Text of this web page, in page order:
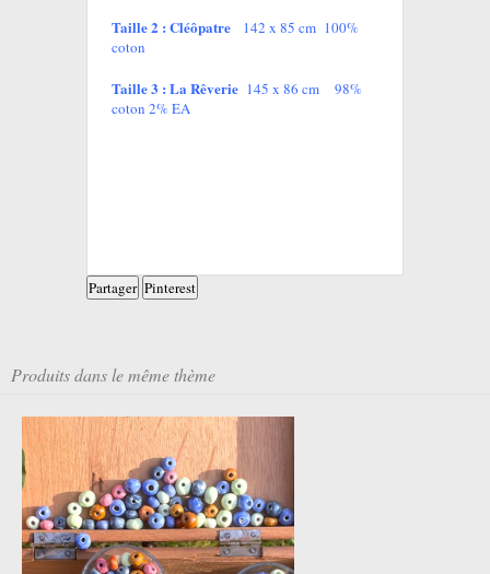
Taille 2 : Cléôpatre 142 x 85 cm 100%
coton
Taille 3 : La Rêverie 145 x 86 cm 98%
coton 2% EA
Partager Pinterest
Produits dans le même thème